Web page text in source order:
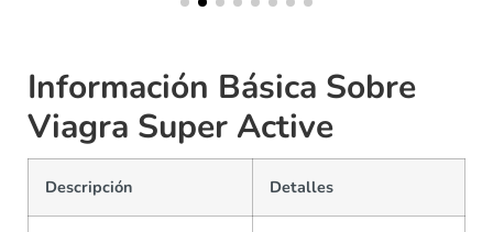
Información Básica Sobre
Viagra Super Active
Descripción Detalles